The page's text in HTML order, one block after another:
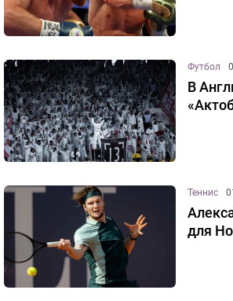
Футбол
В
Теннис
для